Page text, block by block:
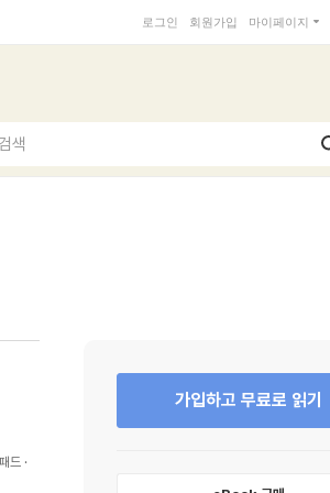
로그인 회원가입 마이페이지
색
드
가입하고 무료로 읽기